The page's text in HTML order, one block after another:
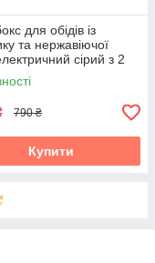
для обідів із
та нержавіючої
сірий з 2
на 1л Kamille KM-
790 ₴
Купити